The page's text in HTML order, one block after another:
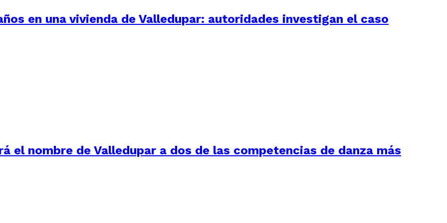
en una vivienda de Valledupar: autoridades investigan el caso
el nombre de Valledupar a dos de las competencias de danza más